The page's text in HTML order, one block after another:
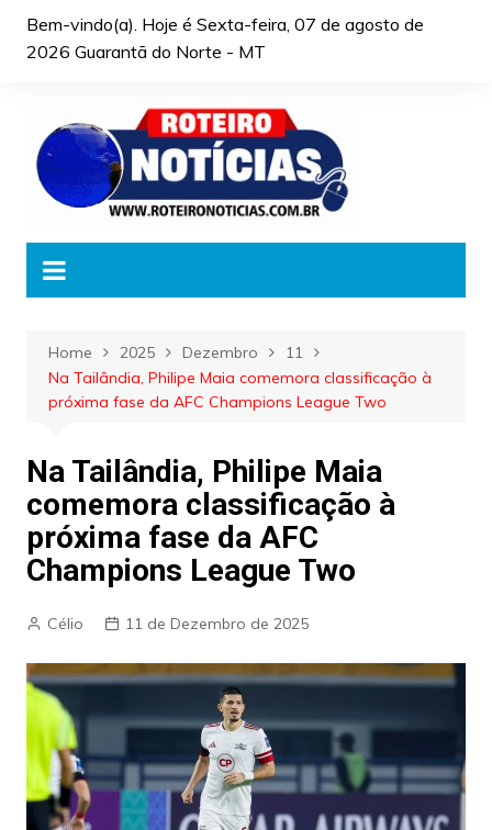
Bem-vindo(a). Hoje é Sexta-feira, 07 de agosto de
2026 Guarantã do Norte - MT
Home 2025 Dezembro
11
Na Tailândia, Philipe Maia comemora classificação à
próxima fase da AFC Champions League Two
Na Tailândia, Philipe Maia
comemora classificação à
próxima fase da AFC
Champions League Two
Célio 11 de Dezembro de 2025